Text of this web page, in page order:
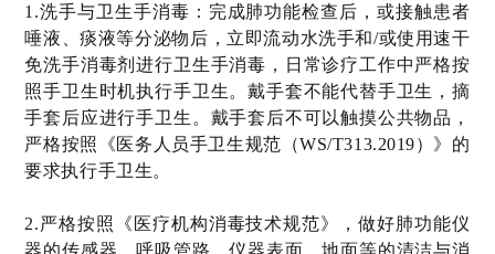
1.洗手与卫生手消毒：完成肺功能检查后，或接触患者
唾液、痰液等分泌物后，立即流动水洗手和/或使用速干
免洗手消毒剂进行卫生手消毒，日常诊疗工作中严格按
照手卫生时机执行手卫生。戴手套不能代替手卫生，摘
手套后应进行手卫生。戴手套后不可以触摸公共物品，
严格按照《医务人员手卫生规范（WS/T313.2019）》的
要求执行手卫生。
2.严格按照《医疗机构消毒技术规范》，做好肺功能仪
器的传感器、呼吸管路、仪器表面、地面等的清洁与消